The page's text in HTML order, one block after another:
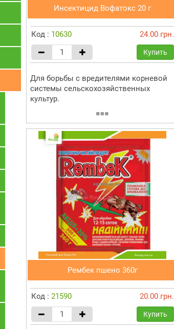
Инсектицид Вофатокс 20 г
Код : 10630 24.00 грн.
Купить
Для борьбы с вредителями корневой
системы сельскохозяйственных
культур.
Рембек пшено 360г
Код : 21590 20.00 грн.
Купить